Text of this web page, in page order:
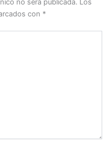
no será publicada. Los
con *